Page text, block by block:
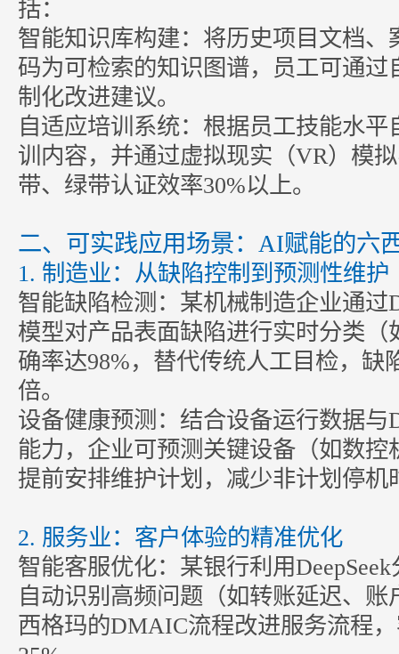
括：
智能知识库构建：将历史项目文档、
码为可检索的知识图谱，员工可通过
制化改进建议。
自适应培训系统：根据员工技能水
训内容，并通过虚拟现实（VR）模
带、绿带认证效率30%以上。
二、可实践应用场景：AI赋能的六
1. 制造业：从缺陷控制到预测性维
智能缺陷检测：某机械制造企业通过
模型对产品表面缺陷进行实时分类（
确率达98%，替代传统人工目检，缺
倍。
设备健康预测：结合设备运行数据与
能力，企业可预测关键设备（如数控
提前安排维护计划，减少非计划停
2. 服务业：客户体验的精准优化
智能客服优化：某银行利用
自动识别高频问题（如转账延迟、
西格玛的DMAIC流程改进服务流程